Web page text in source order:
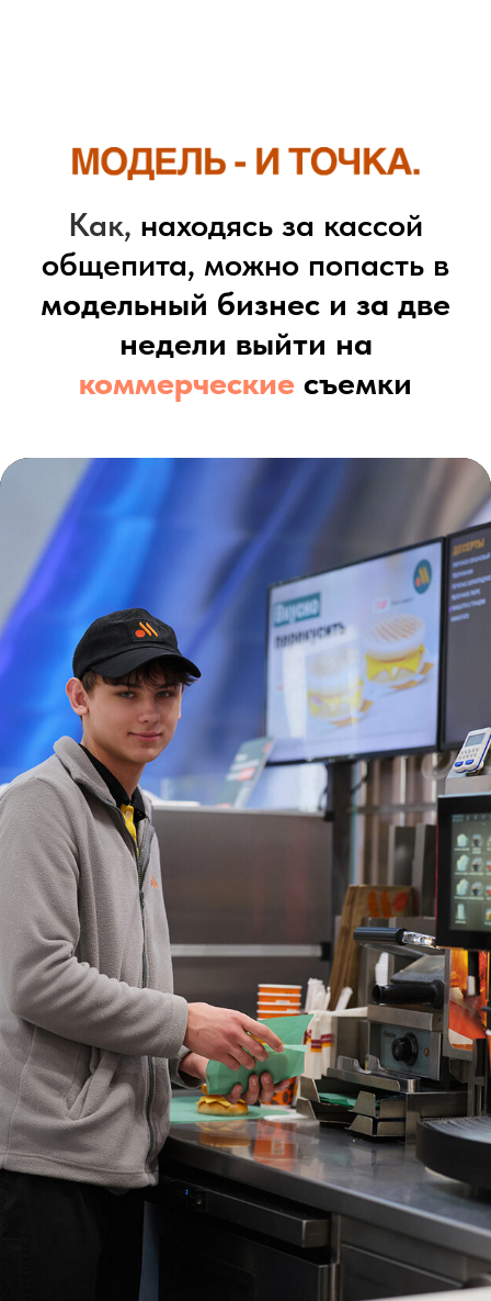
Как, находясь за кассой
общепита, можно попасть в
модельный бизнес и за две
недели выйти на
коммерческие съемки